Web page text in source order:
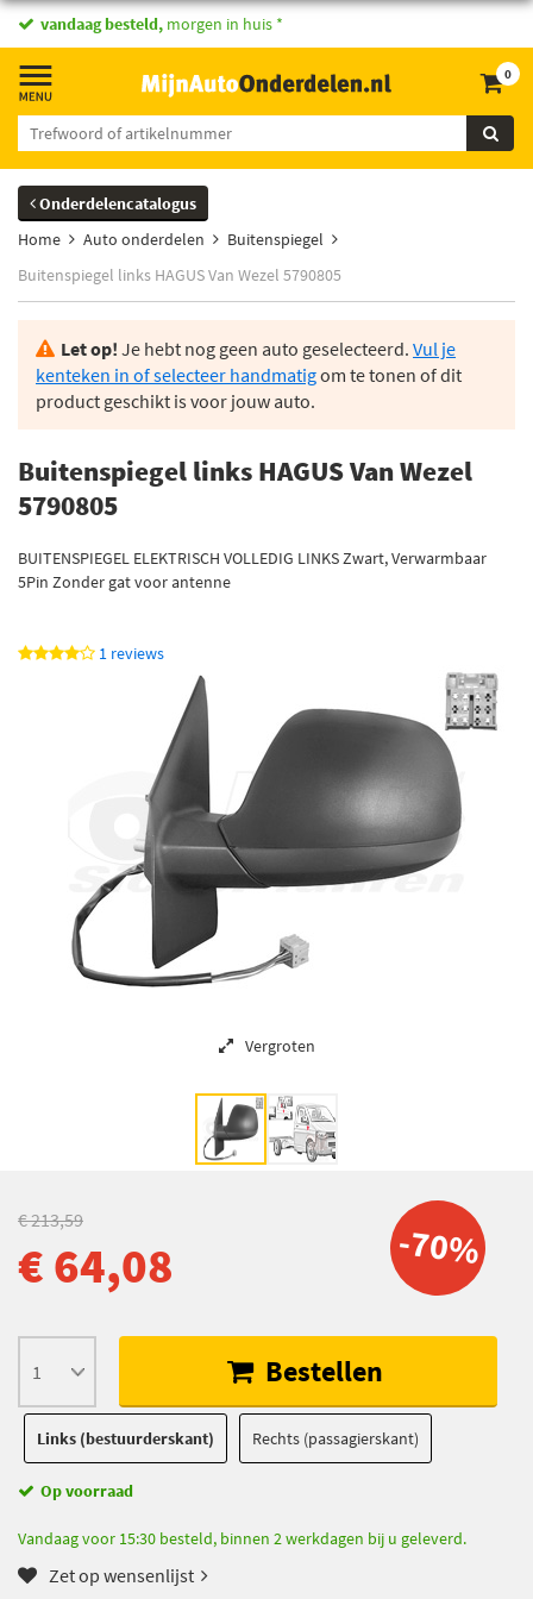
vandaag besteld, morgen in huis *
0
Onderdelencatalogus
Home
Auto onderdelen
Buitenspiegel
Buitenspiegel links HAGUS Van Wezel 5790805
Let op! Je hebt nog geen auto geselecteerd. Vul je
kenteken in of selecteer handmatigom te tonen of dit
product geschikt is voor jouw auto.
Buitenspiegel links HAGUS Van Wezel
5790805
BUITENSPIEGEL ELEKTRISCH VOLLEDIG LINKS Zwart, Verwarmbaar
5Pin Zonder gat voor antenne
1 reviews
Vergroten
-70%
€ 213,59
€ 64,08
Bestellen
Links (bestuurderskant) Rechts (passagierskant)
Op voorraad
Vandaag voor 15:30 besteld, binnen 2 werkdagen bij u geleverd.
Zet op wensenlijst